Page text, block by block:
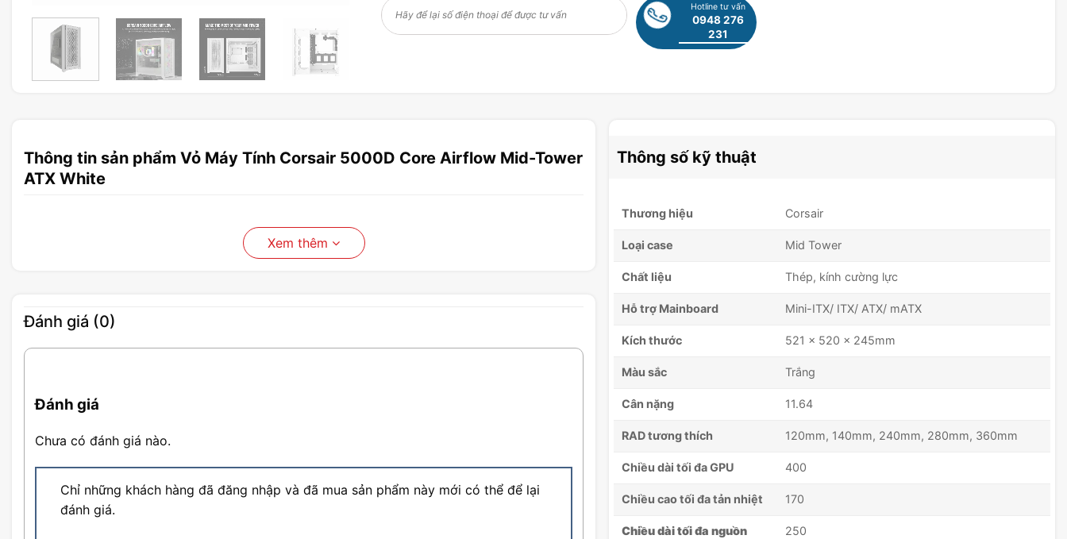
Hotline tư vấn
0948 276
231
Thông tin sản phẩm Vỏ Máy Tính Corsair 5000D Core Airflow Mid-Tower
ATX White
Xem thêm
Đánh giá (0)
Đánh giá
Chưa có đánh giá nào.
Chỉ những khách hàng đã đăng nhập và đã mua sản phẩm này mới có thể để lại
đánh giá.
Thông số kỹ thuật
Thương hiệu Corsair
Loại case Mid Tower
Chất liệu Thép, kính cường lực
Hỗ trợ Mainboard Mini-ITX/ ITX/ ATX/ mATX
Kích thước 521 x 520 x 245mm
Màu sắc Trắng
Cân nặng 11.64
RAD tương thích 120mm, 140mm, 240mm, 280mm, 360mm
Chiều dài tối đa GPU 400
Chiều cao tối đa tản nhiệt 170
Chiều dài tối đa nguồn 250